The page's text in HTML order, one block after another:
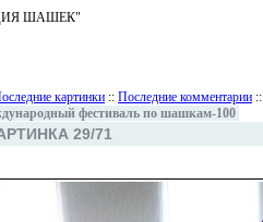
ШАШЕК"
картинки :: Последние комментарии ::
фестиваль по шашкам-100
29/71